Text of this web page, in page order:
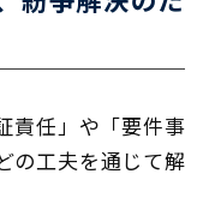
責任」や「要件事
の工夫を通じて解